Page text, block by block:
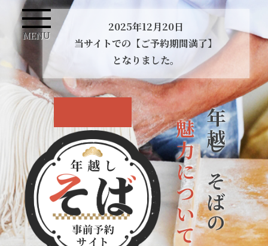
MENU
2025年12月20日
当サイトでの【ご予約期間満了】
となりました。
年越しそばの
魅力について